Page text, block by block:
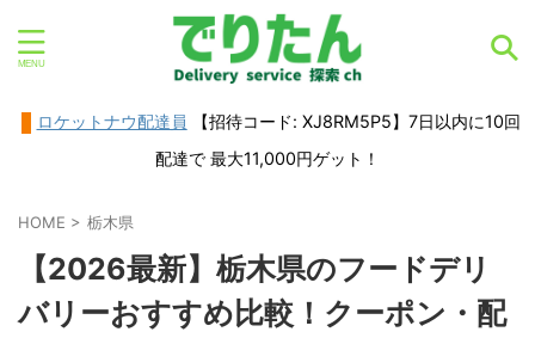
ロケットナウ配達員 【招待コード: XJ8RM5P5】7日以内に10回
配達で 最大11,000円ゲット！
HOME > 栃木県
【2026最新】栃木県のフードデリ
バリーおすすめ比較！クーポン・配